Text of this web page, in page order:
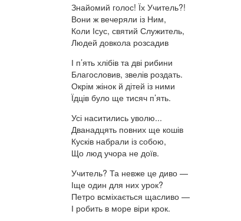
Знайомий голос! Їх Учитель?!
Вони ж вечеряли із Ним,
Коли Ісус, святий Служитель,
Людей довкола розсадив
І п’ять хлібів та дві рибини
Благословив, звелів роздать.
Окрім жінок й дітей із ними
Їдців було ще тисяч п’ять.
Усі наситились уволю...
Дванадцять повних ще кошів
Кусків набрали із собою,
Що люд учора не доїв.
Учитель? Та невже це диво —
Іще один для них урок?
Петро всміхається щасливо —
І робить в море віри крок.